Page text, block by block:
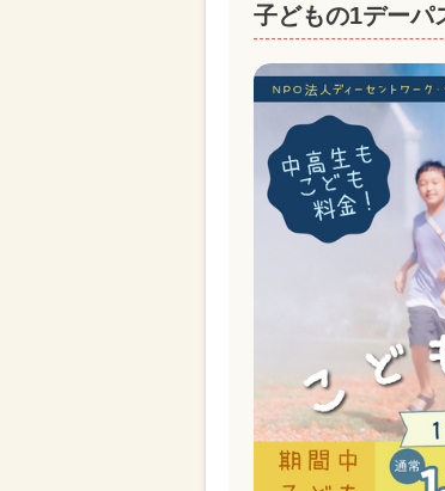
子どもの1デーパ